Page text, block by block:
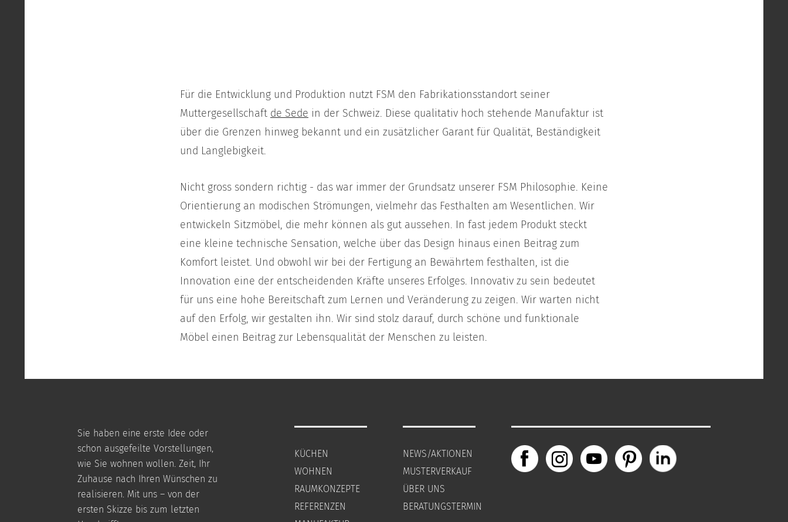
Für die Entwicklung und Produktion nutzt FSM den Fabrikationsstandort seiner
Muttergesellschaft de Sede in der Schweiz. Diese qualitativ hoch stehende Manufaktur ist
über die Grenzen hinweg bekannt und ein zusätzlicher Garant für Qualität, Beständigkeit
und Langlebigkeit.
Nicht gross sondern richtig - das war immer der Grundsatz unserer FSM Philosophie. Keine
Orientierung an modischen Strömungen, vielmehr das Festhalten am Wesentlichen. Wir
entwickeln Sitzmöbel, die mehr können als gut aussehen. In fast jedem Produkt steckt
eine kleine technische Sensation, welche über das Design hinaus einen Beitrag zum
Komfort leistet. Und obwohl wir bei der Fertigung an Bewährtem festhalten, ist die
Innovation eine der entscheidenden Kräfte unseres Erfolges. Innovativ zu sein bedeutet
für uns eine hohe Bereitschaft zum Lernen und Veränderung zu zeigen. Wir warten nicht
auf den Erfolg, wir gestalten ihn. Wir sind stolz darauf, durch schöne und funktionale
Möbel einen Beitrag zur Lebensqualität der Menschen zu leisten.
Sie haben eine erste Idee oder
schon ausgefeilte Vorstellungen,
wie Sie wohnen wollen. Zeit, Ihr
Zuhause nach Ihren Wünschen zu
realisieren. Mit uns – von der
ersten Skizze bis zum letzten
KÜCHEN
WOHNEN
RAUMKONZEPTE
REFERENZEN
NEWS/AKTIONEN
MUSTERVERKAUF
ÜBER UNS
BERATUNGSTERMIN